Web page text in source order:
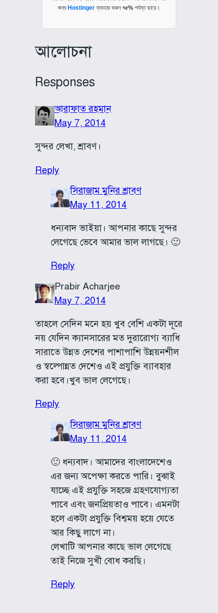
জন্যHostingerব্যবহার করুন ৭৫% পর্যন্ত ছাড়ে।
আলোচনা
Responses
আরাফাত রহমান
May 7, 2014
সুন্দর লেখা, শ্রাবণ।
Reply
সিরাজাম মুনির শ্রাবণ
May 11, 2014
ধন্যবাদ ভাইয়া। আপনার কাছে সুন্দর
লেগেছে ভেবে আমার ভাল লাগছে। 🙂
Reply
Prabir Acharjee
May 7, 2014
তাহলে সেদিন মনে হয় খুব বেশি একটা দূরে
নয় যেদিন ক্যানসারের মত দুরারোগ্য ব্যাধি
সারাতে উন্নত দেশের পাশাপাশি উন্নয়নশীল
ও স্বল্পোন্নত দেশেও এই প্রযুক্তি ব্যাবহার
করা হবে।খুব ভাল লেগেছে।
Reply
সিরাজাম মুনির শ্রাবণ
May 11, 2014
🙂 ধন্যবাদ। আমাদের বাংলাদেশেও
এর জন্য অপেক্ষা করতে পারি। বুঝাই
যাচ্ছে এই প্রযুক্তি সহজে গ্রহণযোগ্যতা
পাবে এবং জনপ্রিয়তাও পাবে। এমনটা
হলে একটা প্রযুক্তি বিশ্বময় হয়ে যেতে
আর কিছু লাগে না।
লেখাটি আপনার কাছে ভাল লেগেছে
তাই নিজে সুখী বোধ করছি।
Reply